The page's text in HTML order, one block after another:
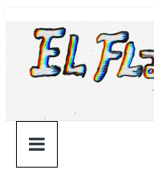
contenido
¯\_(ツ)_/
¯